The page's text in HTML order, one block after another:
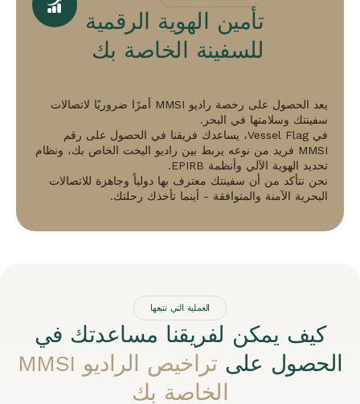
تأمين الهوية الرقمية
للسفينة الخاصة بك
يعد الحصول على رخصة راديو MMSI أمرًا ضروريًا لاتصالات
سفينتك وسلامتها في البحر.
في Vessel Flag، يساعدك فريقنا في الحصول على رقم
MMSI فريد من نوعه يربط بين راديو اليخت الخاص بك، ونظام
تحديد الهوية الآلي وأنظمة EPIRB.
نحن نتأكد من أن سفينتك معترف بها دولياً وجاهزة للاتصالات
البحرية الآمنة والمتوافقة - أينما تأخذك رحلتك.
العملية التي نتبعها
كيف يمكن لفريقنا مساعدتك في
الحصول على
تراخيص الراديو MMSI
الخاصة بك